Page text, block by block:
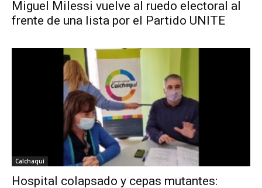
Miguel Milessi vuelve al ruedo electoral al
frente de una lista por el Partido UNITE
Calchaquí
Hospital colapsado y cepas mutantes: